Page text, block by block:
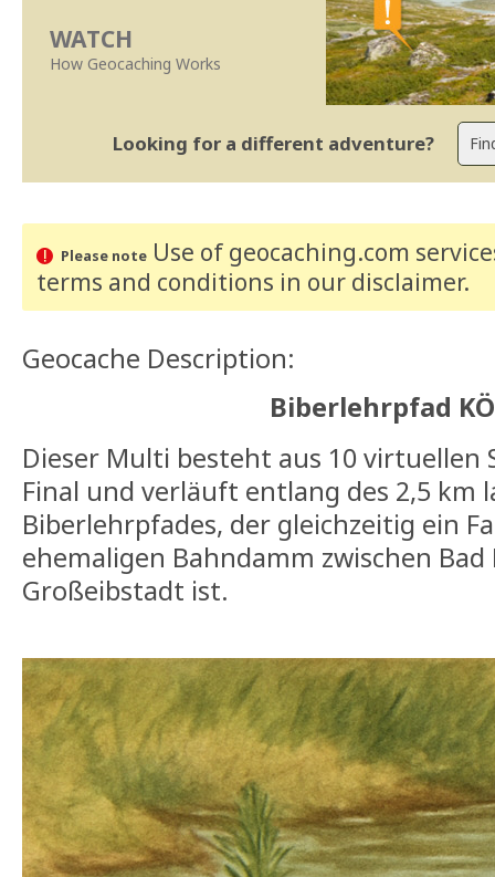
WATCH
How Geocaching Works
Looking for a different adventure?
Please noteUse of geocaching.com
terms and conditions in our disclaimer.
Geocache Description:
Biberlehrpfad
Dieser Multi besteht aus 10 virtuellen
Final und verläuft entlang des 2,5 km
Biberlehrpfades, der gleichzeitig ein
ehemaligen Bahndamm zwischen
Großeibstadt ist.